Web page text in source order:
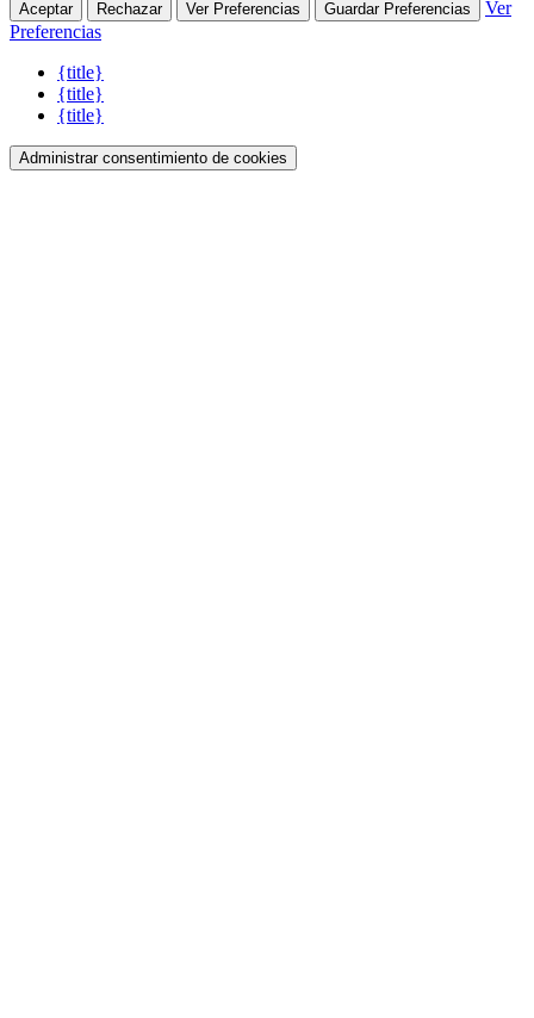
Aceptar Rechazar Ver Preferencias Guardar Preferencias
Ver
Preferencias
{title}
{title}
{title}
Administrar consentimiento de cookies